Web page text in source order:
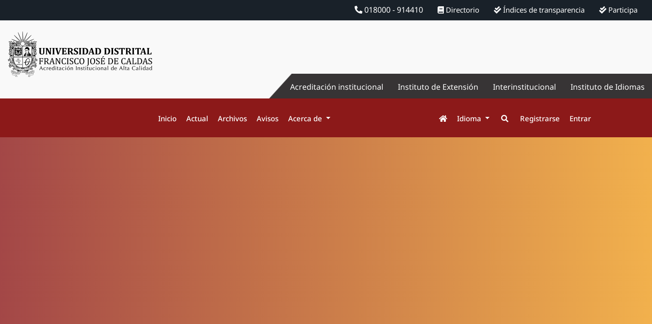
018000 - 914410 Directorio Índices de transparencia Participa
Acreditación institucional Instituto de Extensión Interinstitucional Instituto de Idiomas
Inicio Actual Archivos Avisos Acerca de Idioma Registrarse Entrar